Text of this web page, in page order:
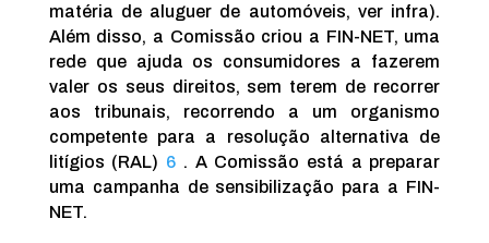
matéria de aluguer de automóveis, ver infra).
Além disso, a Comissão criou a FIN-NET, uma
rede que ajuda os consumidores a fazerem
valer os seus direitos, sem terem de recorrer
aos tribunais, recorrendo a um organismo
competente para a resolução alternativa de
litígios (RAL) 6 . A Comissão está a preparar
uma campanha de sensibilização para a FIN-
NET.